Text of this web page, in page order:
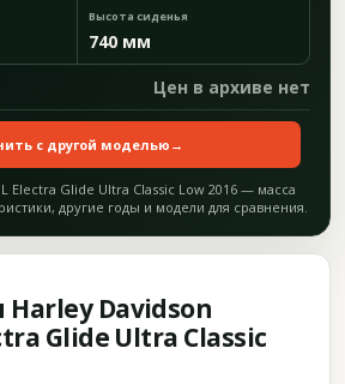
Высота сиденья
740 мм
Цен в архиве нет
с другой моделью →
Electra Glide Ultra Classic Low 2016 — масса
другие годы и модели для сравнения.
Davidson
Glide Ultra Classic